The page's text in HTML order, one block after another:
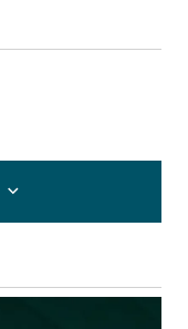
kirjautua